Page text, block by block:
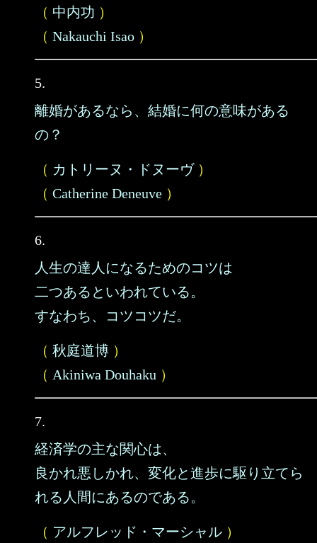
（ 中内功 ）
（ Nakauchi Isao ）
5.
離婚があるなら、結婚に何の意味がある
の？
（ カトリーヌ・ドヌーヴ）
（ Catherine Deneuve ）
6.
人生の達人になるためのコツは
二つあるといわれている。
すなわち、コツコツだ。
（ 秋庭道博 ）
（ Akiniwa Douhaku ）
7.
経済学の主な関心は、
良かれ悪しかれ、変化と進歩に駆り立てら
れる人間にあるのである。
（ アルフレッド・マーシャル ）